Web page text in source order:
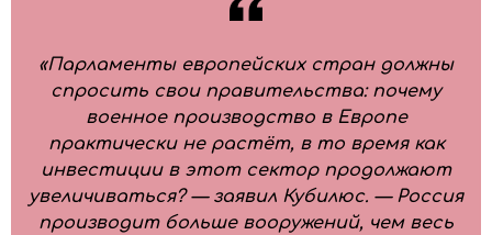
«Парламенты европейских стран должны
спросить свои правительства: почему
военное производство в Европе
практически не растёт, в то время как
инвестиции в этот сектор продолжают
увеличиваться? — заявил Кубилюс. — Россия
производит больше вооружений, чем весь